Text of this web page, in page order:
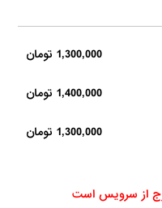
1,300,000 تومان
1,400,000 تومان
1,300,000 تومان
از سرویس است